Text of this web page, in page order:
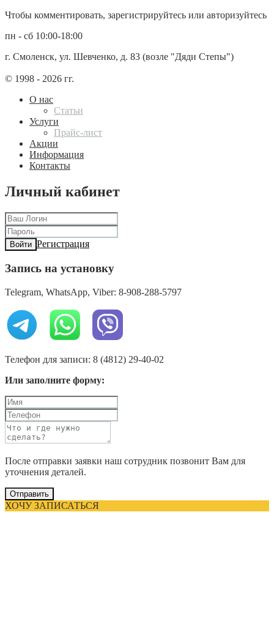
Чтобы комментировать, зарегистрируйтесь или авторизуйтесь
пн - сб 10:00-18:00
г. Смоленск, ул. Шевченко, д. 83 (возле "Дяди Степы")
© 1998 - 2026 гг.
О нас
Статьи
Услуги
Прайс-лист
Акции
Информация
Контакты
Личный кабинет
Войти Регистрация
Запись на установку
Telegram, WhatsApp, Viber: 8-908-288-5797
Телефон для записи: 8 (4812) 29-40-02
Или заполните форму:
После отправки заявки наш сотрудник позвонит Вам для
уточнения деталей.
Отправить
ХОЧУ ЗАПИСАТЬСЯ